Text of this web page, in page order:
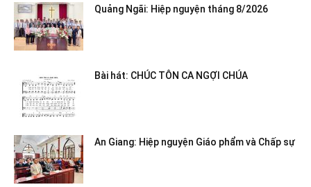
Quảng Ngãi: Hiệp nguyện tháng 8/2026
Bài hát: CHÚC TÔN CA NGỢI CHÚA
An Giang: Hiệp nguyện Giáo phẩm và Chấp sự